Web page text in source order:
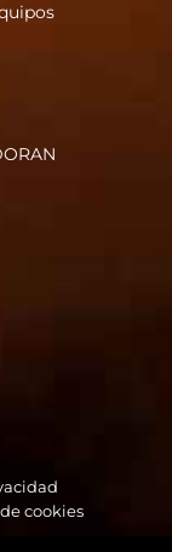
cookies